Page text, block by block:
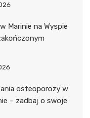
Marinie na Wyspie
osteoporozy w
– zadbaj o swoje